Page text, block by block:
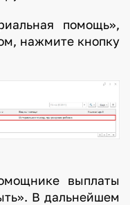
помощь»,
нажмите кнопку
выплаты
В дальнейшем